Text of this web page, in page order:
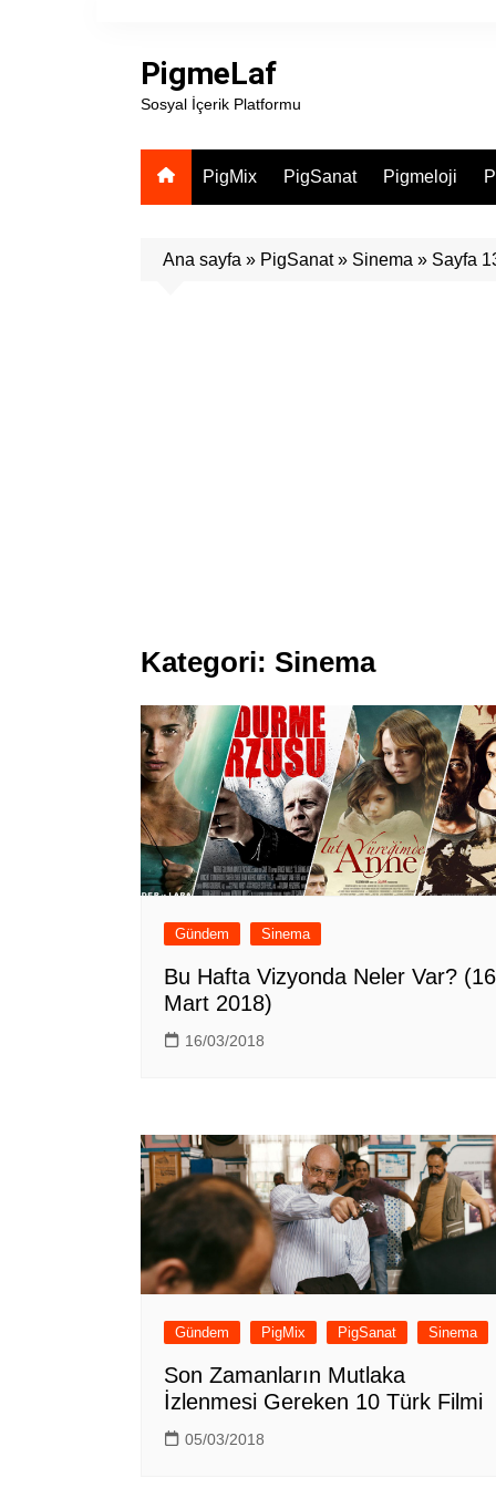
PigmeLaf
Sosyal İçerik Platformu
PigMix PigSanat Pigmeloji
Ana sayfa » PigSanat» Sinema » Sayfa
Kategori: Sinema
Gündem Sinema
Bu Hafta Vizyonda Neler Var? (16
Mart 2018)
16/03/2018
Gündem PigMix PigSanat Sinema
Son Zamanların Mutlaka
İzlenmesi Gereken 10 Türk Filmi
05/03/2018